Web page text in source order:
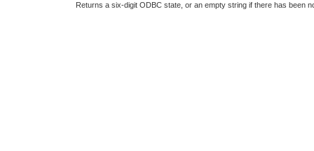
Returns a six-digit ODBC state, or an empty string if there has been